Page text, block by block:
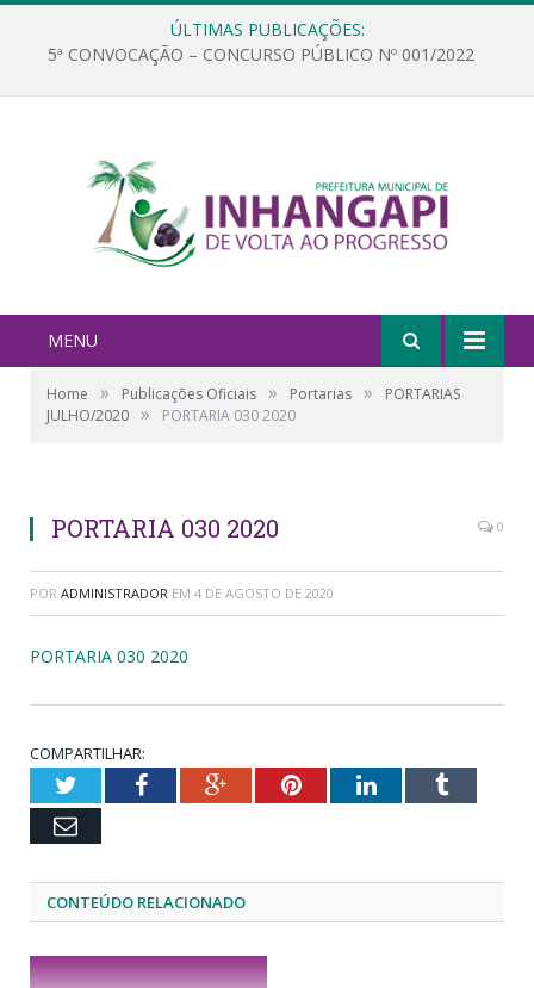
ÚLTIMAS PUBLICAÇÕES:
5ª CONVOCAÇÃO – CONCURSO PÚBLICO Nº 001/2022
MENU
Home » Publicações Oficiais » Portarias »
PORTARIAS
JULHO/2020 » PORTARIA 030 2020
PORTARIA 030 2020 0
POR ADMINISTRADOR EM 4 DE AGOSTO DE 2020
PORTARIA 030 2020
COMPARTILHAR:
TwitterFacebookGoogle+PinterestLinkedInTumblr
Email
CONTEÚDO RELACIONADO